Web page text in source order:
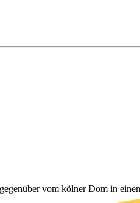
vom kölner Dom in